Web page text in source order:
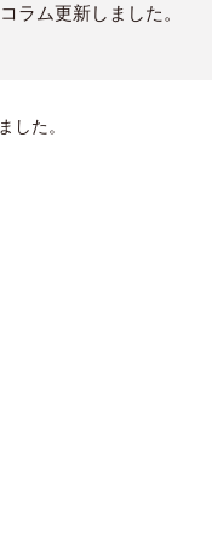
ラム更新しました。
した。